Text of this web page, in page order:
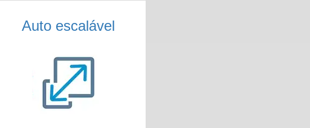
Auto escalável